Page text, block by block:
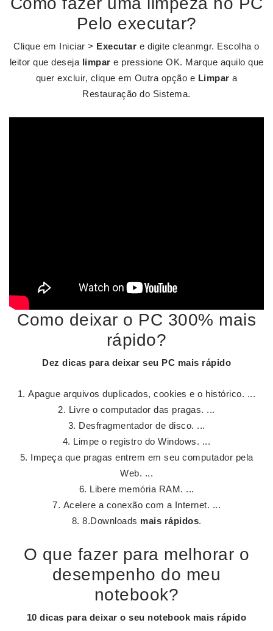
Pelo executar?
Clique em Iniciar > Executar e digite cleanmgr. Escolha o
leitor que deseja limpar e pressione OK. Marque aquilo que
quer excluir, clique em Outra opção e Limpar a
Restauração do Sistema.
Como deixar o PC 300% mais
rápido?
Dez dicas para deixar seu PC mais rápido
Apague arquivos duplicados, cookies e o histórico. ...
Livre o computador das pragas. ...
Desfragmentador de disco. ...
Limpe o registro do Windows. ...
Impeça que pragas entrem em seu computador pela
Web. ...
Libere memória RAM. ...
Acelere a conexão com a Internet. ...
8.Downloads mais rápidos.
O que fazer para melhorar o
desempenho do meu
notebook?
10 dicas para deixar o seu notebook mais rápido